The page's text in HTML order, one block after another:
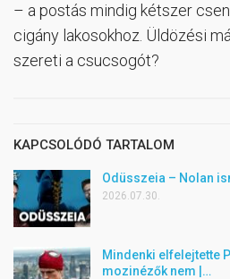
– a postás mindig kétszer
cigány lakosokhoz. Üldözési
szereti a csucsogót?
KAPCSOLÓDÓ TARTALOM
Odüsszeia – Nolan
2026.07.30.
Mindenki elfelejtette
mozinézők nem |…